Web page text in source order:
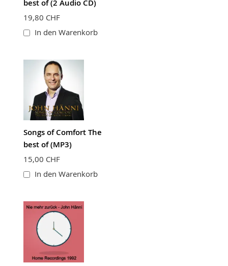
best of (2 Audio CD)
19,80 CHF
In den Warenkorb
Songs of Comfort The
best of (MP3)
15,00 CHF
In den Warenkorb